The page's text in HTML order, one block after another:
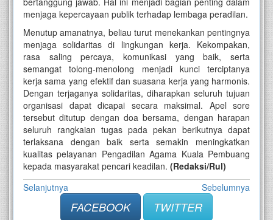
menjaga kepercayaan publik terhadap lembaga peradilan.
Menutup amanatnya, beliau turut menekankan pentingnya
menjaga solidaritas di lingkungan kerja. Kekompakan,
rasa saling percaya, komunikasi yang baik, serta
semangat tolong-menolong menjadi kunci terciptanya
kerja sama yang efektif dan suasana kerja yang harmonis.
Dengan terjaganya solidaritas, diharapkan seluruh tujuan
organisasi dapat dicapai secara maksimal. Apel sore
tersebut ditutup dengan doa bersama, dengan harapan
seluruh rangkaian tugas pada pekan berikutnya dapat
terlaksana dengan baik serta semakin meningkatkan
kualitas pelayanan Pengadilan Agama Kuala Pembuang
kepada masyarakat pencari keadilan. (Redaksi/Rul)
Selanjutnya
Sebelumnya
FACEBOOK
TWITTER